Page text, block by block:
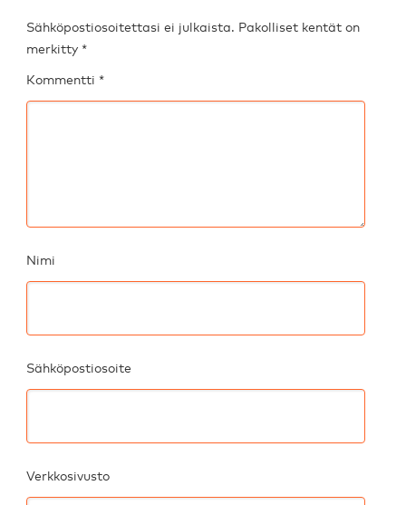
Sähköpostiosoitettasi ei julkaista. Pakolliset kentät on
merkitty *
Kommentti *
Nimi
Sähköpostiosoite
Verkkosivusto